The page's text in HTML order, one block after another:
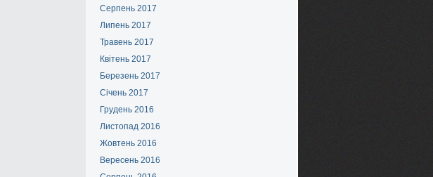
Серпень 2017
Липень 2017
Травень 2017
Квітень 2017
Березень 2017
Січень 2017
Грудень 2016
Листопад 2016
Жовтень 2016
Вересень 2016